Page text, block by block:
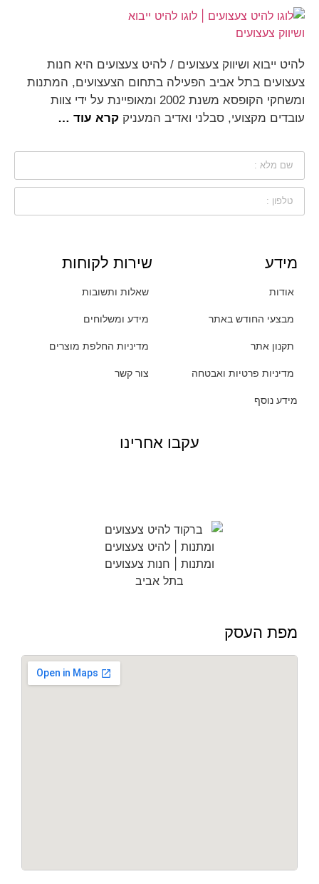
להיט ייבוא ושיווק צעצועים / להיט צעצועים היא חנות
צעצועים בתל אביב הפעילה בתחום הצעצועים, המתנות
ומשחקי הקופסא משנת 2002 ומאופיינת על ידי צוות
עובדים מקצועי, סבלני ואדיב המעניק קרא עוד …
מידע
אודות
מבצעי החודש באתר
תקנון אתר
מדיניות פרטיות ואבטחה
מידע נוסף
שירות לקוחות
שאלות ותשובות
מידע ומשלוחים
מדיניות החלפת מוצרים
צור קשר
עקבו אחרינו
מפת העסק